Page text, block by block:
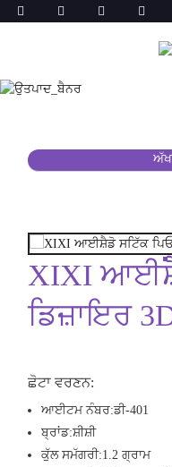
XIXI
ਡਿਜ਼ਾਇਰ
ਛੋਟਾ ਵਰਣਨ:
ਆਈਟਮ ਨੰਬਰ:ਡੀ-401
ਬ੍ਰਾਂਡ:ਸ਼ੀਸ਼ੀ
ਕੁੱਲ ਸਮੱਗਰੀ:1.2 ਗ੍ਰਾਮ